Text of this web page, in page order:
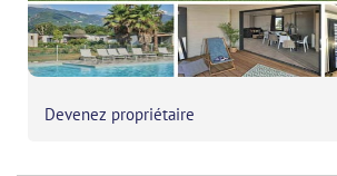
Devenez propriétaire